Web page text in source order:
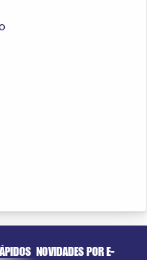
NOVIDADES POR E-